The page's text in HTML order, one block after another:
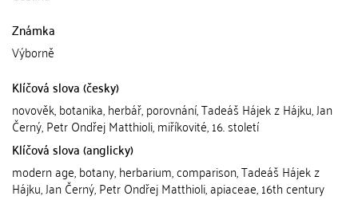
Známka
Výborně
Klíčová slova (česky)
novověk, botanika, herbář, porovnání, Tadeáš Hájek z Hájku, Jan
Černý, Petr Ondřej Matthioli, miříkovité, 16. století
Klíčová slova (anglicky)
modern age, botany, herbarium, comparison, Tadeáš Hájek z
Hájku, Jan Černý, Petr Ondřej Matthioli, apiaceae, 16th century